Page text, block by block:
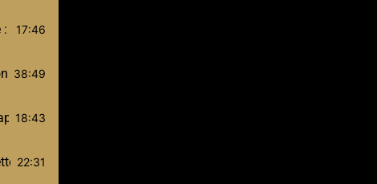
mes vraies solutions quand on fait un bonnet E
17:46
Half Ironman (et pourquoi je veux recommencer)
38:49
à aimer mon corps (mon témoignage après ma sleeve)
18:43
post-sleeve (sport, résistance à l’insuline & nutrition d’endurance)
22:31